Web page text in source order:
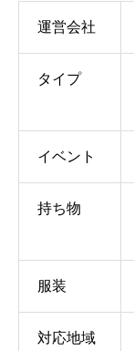
運営会社
タイプ
イベント
持ち物
服装
対応地域